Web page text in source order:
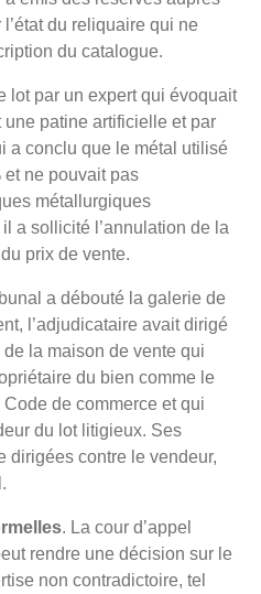
du reliquaire qui ne
du catalogue.
lot par un expert qui évoquait
patine artificielle et par
a conclu que le métal utilisé
et ne pouvait pas
métallurgiques
a sollicité l’annulation de la
prix de vente.
a débouté la galerie de
l’adjudicataire avait dirigé
la maison de vente qui
du bien comme le
de commerce et qui
du lot litigieux. Ses
dirigées contre le vendeur,
. La cour d’appel
rendre une décision sur le
non contradictoire, tel